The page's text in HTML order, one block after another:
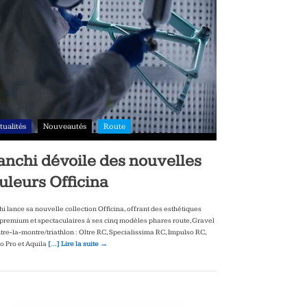
Nouveautés Route
dévoile des nouvelles
Officina
lance sa nouvelle collection Officina, offrant des esthétiques
et spectaculaires à ses cinq modèles phares route, Gravel
triathlon : Oltre RC, Specialissima RC, Impulso RC,
Pro et Aquila […] Lire la suite →